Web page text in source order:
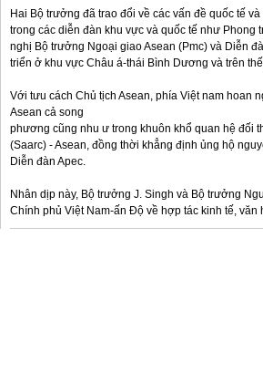
Hai Bộ trưởng đã trao đổi về các vấn đề quốc tế
trong các diễn đàn khu vực và quốc tế như Phong
nghị Bộ trưởng Ngoại giao Asean (Pmc) và Diễn
triển ở khu vực Châu á-thái Bình Dương và trên
Với tưu cách Chủ tịch Asean, phía Việt nam hoan
Asean cả song
phương cũng nhu ư trong khuôn khổ quan hệ đối
(Saarc) - Asean, đồng thời khẳng định ủng hộ
Diễn đàn Apec.
Nhân dịp này, Bộ trưởng J. Singh và Bộ trưởng
Chính phủ Việt Nam-ấn Độ về hợp tác kinh tế, văn